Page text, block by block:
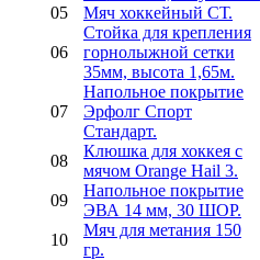
05
Мяч хоккейный СТ.
06
Стойка для крепления
горнолыжной сетки
35мм, высота 1,65м.
07
Напольное покрытие
Эрфолг Спорт
Стандарт.
08
Клюшка для хоккея с
мячом Orange Hail 3.
09
Напольное покрытие
ЭВА 14 мм, 30 ШОР.
10
Мяч для метания 150
гр.